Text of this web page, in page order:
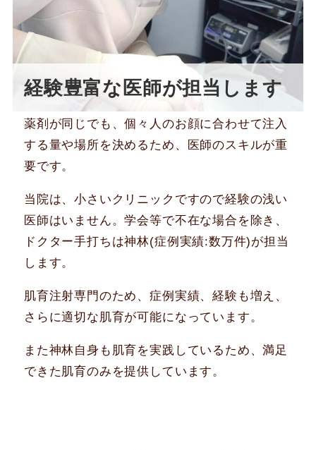
経験豊富な医師が担当します
薬剤が同じでも、個々人のお顔に合わせて注入
する量や場所を決めるため、医師のスキルが重
要です。
当院は、小さいクリニックですので経験の浅い
医師はいません。学会等で不在な場合を除き、
ドクター手打ちは神林(症例実績:数万件)が担当
します。
肌育注射専門のため、症例実績、経験も増え、
さらに適切な肌育が可能になっています。
また神林自身も肌育を実践しているため、満足
できた肌育のみを提供しています。